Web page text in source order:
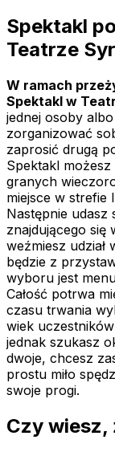
Spektakl
Teatrze
W ramach
Spektakl w
jednej osoby
zorganizować
zaprosić drugą
Spektakl
granych
miejsce w strefie
Następnie udasz
znajdującego się
weźmiesz udział
będzie z
wyboru jest
Całość potrwa
czasu trwania
wiek
jednak szukasz
dwoje, chcesz
prostu miło
swoje progi.
Czy